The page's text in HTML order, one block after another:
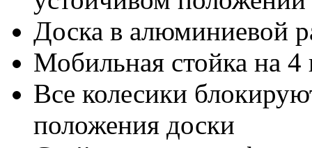
Доска в алюминиевой
Мобильная стойка на 4
Все колесики
положения доски